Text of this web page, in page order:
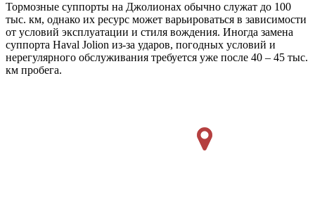
Тормозные суппорты на Джолионах обычно служат до 100
тыс. км, однако их ресурс может варьироваться в зависимости
от условий эксплуатации и стиля вождения. Иногда замена
суппорта Haval Jolion из-за ударов, погодных условий и
нерегулярного обслуживания требуется уже после 40 – 45 тыс.
км пробега.